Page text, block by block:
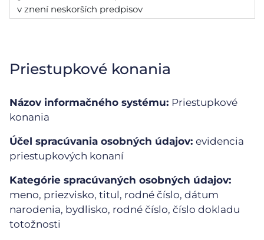
v znení neskorších predpisov
Priestupkové konania
Názov informačného systému: Priestupkové
konania
Účel spracúvania osobných údajov: evidencia
priestupkových konaní
Kategórie spracúvaných osobných údajov:
meno, priezvisko, titul, rodné číslo, dátum
narodenia, bydlisko, rodné číslo, číslo dokladu
totožnosti